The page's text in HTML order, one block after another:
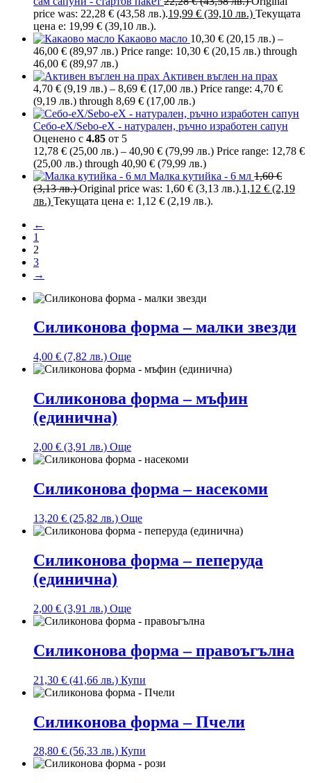
price was: 22,28 € (43,58 лв.).19,99 € (39,10 лв.) Текущата
цена е: 19,99 € (39,10 лв.).
Какаово масло 10,30 € (20,15 лв.) –
46,00 € (89,97 лв.) Price range: 10,30 € (20,15 лв.) through
46,00 € (89,97 лв.)
Активен въглен на прах
4,70 € (9,19 лв.) – 8,69 € (17,00 лв.) Price range: 4,70 €
(9,19 лв.) through 8,69 € (17,00 лв.)
Себо-еХ/Sebo-eX - натурален, ръчно изработен сапун
Оценено с 4.85 от 5
12,78 € (25,00 лв.) – 40,90 € (79,99 лв.) Price range: 12,78 €
(25,00 лв.) through 40,90 € (79,99 лв.)
Малка кутийка - 6 мл 1,60€
(3,13 лв.)Original price was: 1,60 € (3,13 лв.).1,12 € (2,19
лв.) Текущата цена е: 1,12 € (2,19 лв.).
←
1
2
3
→
Силиконова форма – малки звезди
4,00 € (7,82 лв.) Още
Силиконова форма – мъфин
(единична)
2,00 € (3,91 лв.) Още
Силиконова форма – насекоми
13,20 € (25,82 лв.) Още
Силиконова форма – пеперуда
(единична)
2,00 € (3,91 лв.) Още
Силиконова форма – правоъгълна
21,30 € (41,66 лв.) Купи
Силиконова форма – Пчели
28,80 € (56,33 лв.) Купи